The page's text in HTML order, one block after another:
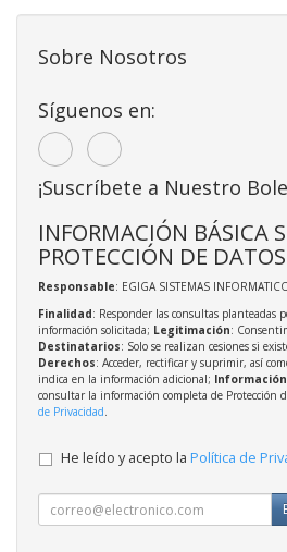
Sobre Nosotros
Síguenos en:
¡Suscríbete a Nuestro
INFORMACIÓN BÁSICA
PROTECCIÓN DE DATOS
Responsable: EGIGA SISTEMAS
Finalidad: Responder las consultas planteadas
información solicitada; Legitimación:
Destinatarios: Solo se realizan cesiones si
Derechos: Acceder, rectificar y suprimir, así
indica en la información adicional;
consultar la información completa de Protección
de Privacidad.
He leído y acepto la Política de